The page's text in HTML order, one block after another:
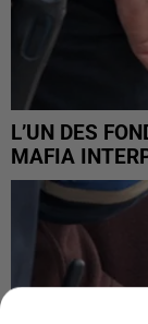
L’UN DES
MAFIA